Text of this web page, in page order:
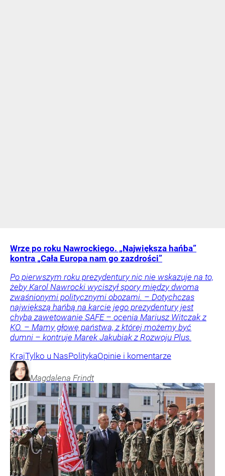
Wrze po roku Nawrockiego. „Największa hańba”
kontra „Cała Europa nam go zazdrości”
Po pierwszym roku prezydentury nic nie wskazuje na to,
żeby Karol Nawrocki wyciszył spory między dwoma
zwaśnionymi politycznymi obozami. – Dotychczas
największą hańbą na karcie jego prezydentury jest
chyba zawetowanie SAFE – ocenia Mariusz Witczak z
KO. – Mamy głowę państwa, z której możemy być
dumni – kontruje Marek Jakubiak z Rozwoju Plus.
KrajTylko u NasPolitykaOpinie i komentarze
Magdalena Frindt